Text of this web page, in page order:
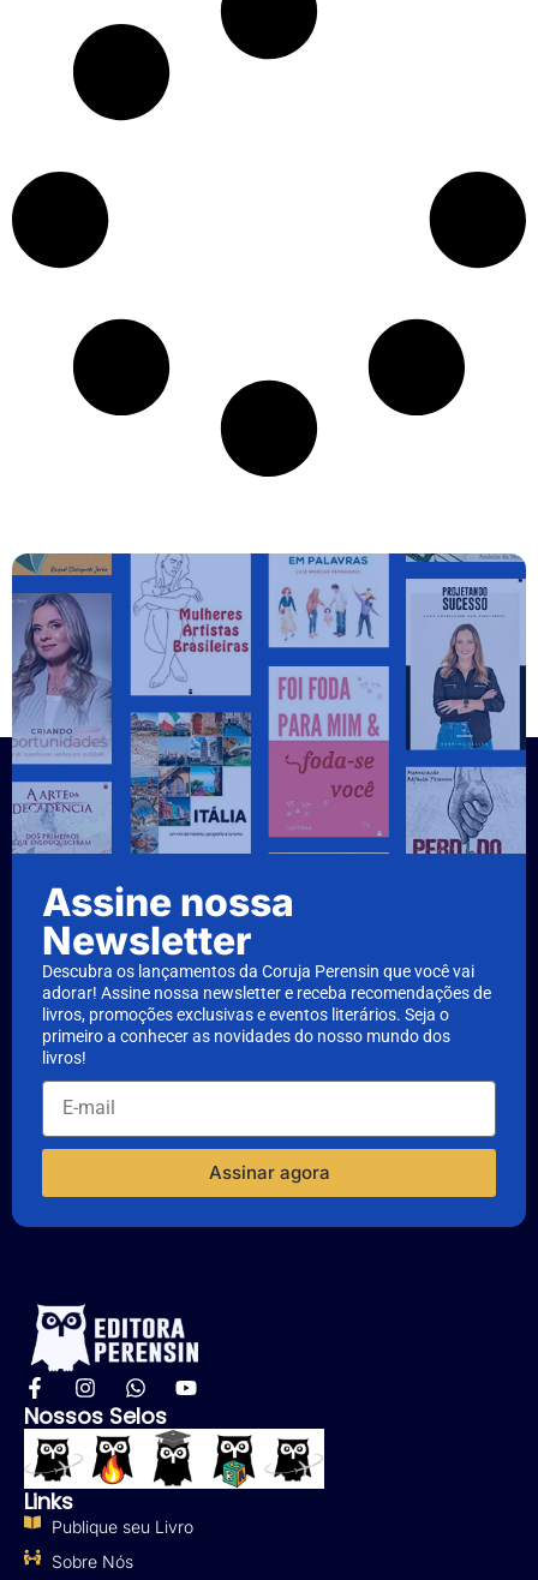
Assine nossa
Newsletter
Descubra os lançamentos da Coruja Perensin que você vai
adorar! Assine nossa newsletter e receba recomendações de
livros, promoções exclusivas e eventos literários. Seja o
primeiro a conhecer as novidades do nosso mundo dos
livros!
Assinar agora
Nossos Selos
Links
Publique seu Livro
Sobre Nós